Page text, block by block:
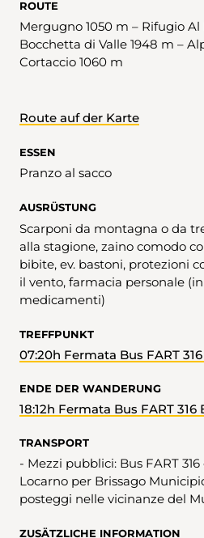
ROUTE
Mergugno 1050 m – Rifugio Al
Bocchetta di Valle 1948 m –
Cortaccio 1060 m
Route auf der Karte
ESSEN
Pranzo al sacco
AUSRÜSTUNG
Scarponi da montagna o da
alla stagione, zaino comodo
bibite, ev. bastoni, protezioni
il vento, farmacia personale
medicamenti)
TREFFPUNKT
07:20h Fermata Bus
ENDE DER WANDERUNG
18:12h Fermata Bus FART
TRANSPORT
- Mezzi pubblici: Bus FART
Locarno per Brissago
posteggi nelle vicinanze del
ZUSÄTZLICHE INFORMATION